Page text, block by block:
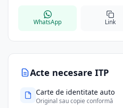
Acte necesare ITP
Carte de identitate auto
Original sau copie conformă
WhatsApp Link